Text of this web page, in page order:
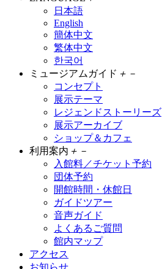
日本語
English
簡体中文
繁体中文
한국어
ミュージアムガイド ＋ －
コンセプト
展示テーマ
レジェンドストーリーズ
展示アーカイブ
ショップ＆カフェ
利用案内 ＋ －
入館料／チケット予約
団体予約
開館時間・休館日
ガイドツアー
音声ガイド
よくあるご質問
館内マップ
アクセス